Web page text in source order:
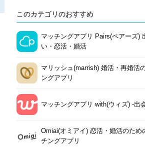
このカテゴリのおすすめ
マッチングアプリ Pairs(ペアーズ)
い・恋活・婚活
マリッシュ(marrish) 婚活・再婚活
ングアプリ
マッチングアプリ with(ウィズ) -出
Omiai(オミアイ) 恋活・婚活のため
チングアプリ